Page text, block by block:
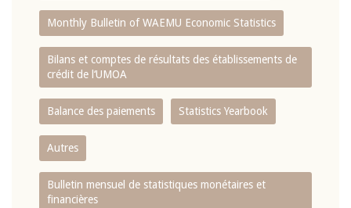
Monthly Bulletin of WAEMU Economic Statistics
Bilans et comptes de résultats des établissements de
crédit de l‘UMOA
Balance des paiements Statistics Yearbook
Autres
Bulletin mensuel de statistiques monétaires et
financières